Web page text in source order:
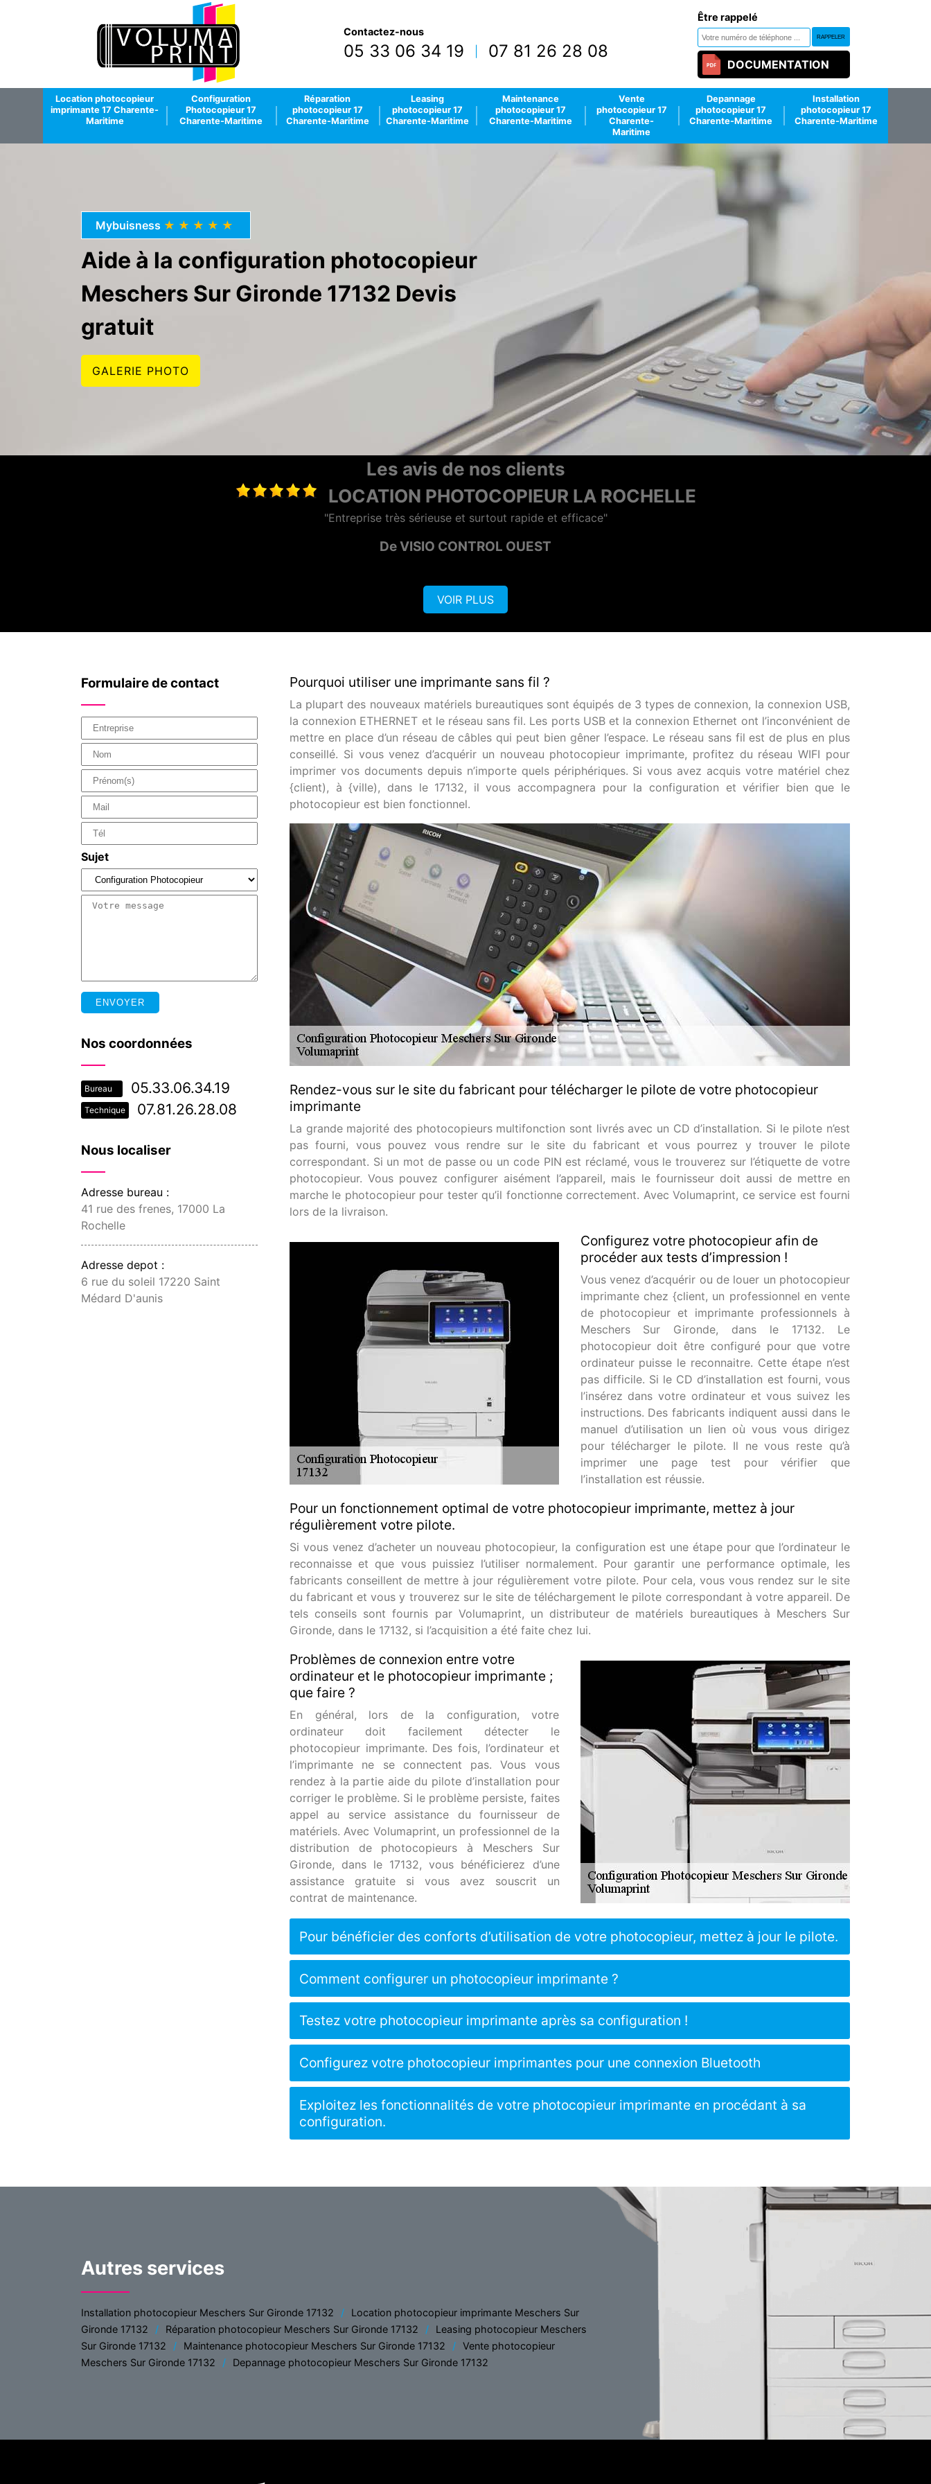
Contactez-nous
05 33 06 34 19 07 81 26 28 08
Être rappelé
DOCUMENTATION
Location photocopieur
imprimante 17 Charente-
Maritime
Configuration
Photocopieur 17
Charente-Maritime
Réparation
photocopieur 17
Charente-Maritime
Leasing
photocopieur 17
Charente-Maritime
Maintenance
photocopieur 17
Charente-Maritime
Vente
photocopieur 17
Charente-
Maritime
Depannage
photocopieur 17
Charente-Maritime
Installation
photocopieur 17
Charente-Maritime
Mybuisness ★★★★★
Aide à la configuration photocopieur
Meschers Sur Gironde 17132 Devis
gratuit
GALERIE PHOTO
Les avis de nos clients
DEPANNAGE PHOTOCOPIEUR
"Un pro du photocopieur merci pour l'assistance à distance. je recommande un vrai pro"
De Eric
VOIR PLUS
Formulaire de contact
Sujet
Nos coordonnées
Bureau 05.33.06.34.19
Technique 07.81.26.28.08
Nous localiser
Adresse bureau :
41 rue des frenes, 17000 La
Rochelle
Adresse depot :
6 rue du soleil 17220 Saint
Médard D'aunis
Pourquoi utiliser une imprimante sans fil ?
La plupart des nouveaux matériels bureautiques sont équipés de 3 types de connexion, la connexion USB,
la connexion ETHERNET et le réseau sans fil. Les ports USB et la connexion Ethernet ont l’inconvénient de
mettre en place d’un réseau de câbles qui peut bien gêner l’espace. Le réseau sans fil est de plus en plus
conseillé. Si vous venez d’acquérir un nouveau photocopieur imprimante, profitez du réseau WIFI pour
imprimer vos documents depuis n’importe quels périphériques. Si vous avez acquis votre matériel chez
{client), à {ville), dans le 17132, il vous accompagnera pour la configuration et vérifier bien que le
photocopieur est bien fonctionnel.
Rendez-vous sur le site du fabricant pour télécharger le pilote de votre photocopieur
imprimante
La grande majorité des photocopieurs multifonction sont livrés avec un CD d’installation. Si le pilote n’est
pas fourni, vous pouvez vous rendre sur le site du fabricant et vous pourrez y trouver le pilote
correspondant. Si un mot de passe ou un code PIN est réclamé, vous le trouverez sur l’étiquette de votre
photocopieur. Vous pouvez configurer aisément l’appareil, mais le fournisseur doit aussi de mettre en
marche le photocopieur pour tester qu’il fonctionne correctement. Avec Volumaprint, ce service est fourni
lors de la livraison.
Configurez votre photocopieur afin de
procéder aux tests d’impression !
Vous venez d’acquérir ou de louer un photocopieur
imprimante chez {client, un professionnel en vente
de photocopieur et imprimante professionnels à
Meschers Sur Gironde, dans le 17132. Le
photocopieur doit être configuré pour que votre
ordinateur puisse le reconnaitre. Cette étape n’est
pas difficile. Si le CD d’installation est fourni, vous
l’insérez dans votre ordinateur et vous suivez les
instructions. Des fabricants indiquent aussi dans le
manuel d’utilisation un lien où vous vous dirigez
pour télécharger le pilote. Il ne vous reste qu’à
imprimer une page test pour vérifier que
l’installation est réussie.
Pour un fonctionnement optimal de votre photocopieur imprimante, mettez à jour
régulièrement votre pilote.
Si vous venez d’acheter un nouveau photocopieur, la configuration est une étape pour que l’ordinateur le
reconnaisse et que vous puissiez l’utiliser normalement. Pour garantir une performance optimale, les
fabricants conseillent de mettre à jour régulièrement votre pilote. Pour cela, vous vous rendez sur le site
du fabricant et vous y trouverez sur le site de téléchargement le pilote correspondant à votre appareil. De
tels conseils sont fournis par Volumaprint, un distributeur de matériels bureautiques à Meschers Sur
Gironde, dans le 17132, si l’acquisition a été faite chez lui.
Problèmes de connexion entre votre
ordinateur et le photocopieur imprimante ;
que faire ?
En général, lors de la configuration, votre
ordinateur doit facilement détecter le
photocopieur imprimante. Des fois, l’ordinateur et
l’imprimante ne se connectent pas. Vous vous
rendez à la partie aide du pilote d’installation pour
corriger le problème. Si le problème persiste, faites
appel au service assistance du fournisseur de
matériels. Avec Volumaprint, un professionnel de la
distribution de photocopieurs à Meschers Sur
Gironde, dans le 17132, vous bénéficierez d’une
assistance gratuite si vous avez souscrit un
contrat de maintenance.
Pour bénéficier des conforts d’utilisation de votre photocopieur, mettez à jour le pilote.
Comment configurer un photocopieur imprimante ?
Testez votre photocopieur imprimante après sa configuration !
Configurez votre photocopieur imprimantes pour une connexion Bluetooth
Exploitez les fonctionnalités de votre photocopieur imprimante en procédant à sa
configuration.
Autres services
Installation photocopieur Meschers Sur Gironde 17132
Location photocopieur imprimante Meschers Sur
Gironde 17132
Réparation photocopieur Meschers Sur Gironde 17132
Leasing photocopieur Meschers
Sur Gironde 17132
Maintenance photocopieur Meschers Sur Gironde 17132
Vente photocopieur
Meschers Sur Gironde 17132
Depannage photocopieur Meschers Sur Gironde 17132